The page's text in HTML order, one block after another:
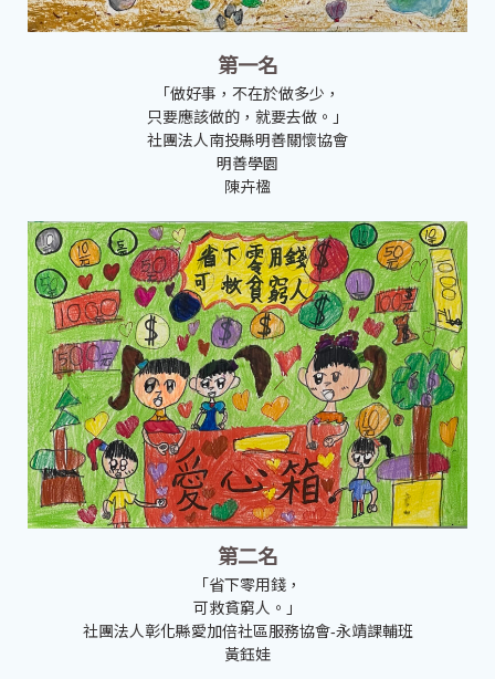
第一名
「做好事，不在於做多少，
只要應該做的，就要去做。」
社團法人南投縣明善關懷協會
明善學園
陳卉楹
第二名
「省下零用錢，
可救貧窮人。」
社團法人彰化縣愛加倍社區服務協會-永靖課輔班
黃鈺娃